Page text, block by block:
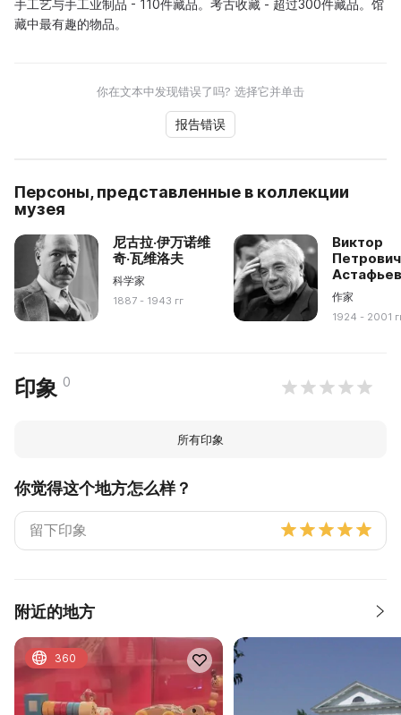
手工艺与手工业制品 - 110件藏品。考古收藏 - 超过300件藏品。馆
藏中最有趣的物品。
你在文本中发现错误了吗? 选择它并单击
报告错误
Персоны, представленные в коллекции
музея
尼古拉·伊万诺维
奇·瓦维洛夫
科学家
1887 - 1943 гг
Виктор
Петрович
作家
1924 - 2001
印象 0
所有印象
你觉得这个地方怎么样？
附近的地方
360